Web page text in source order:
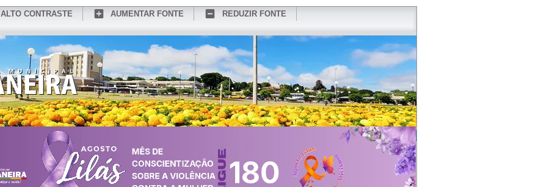
ALTO CONTRASTE AUMENTAR FONTE
REDUZIR FONTE
CONHEÇA MEDIANEIRA REDES SOCIAIS WEBMAIL